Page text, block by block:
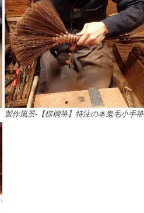
製作風景-【棕櫚箒】特注の本鬼毛小手箒